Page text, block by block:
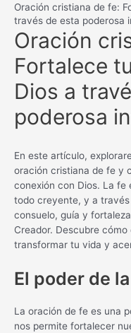
Oración cristiana de fe:
través de esta poderosa
Oración
Fortalece
Dios a
poderosa
En este artículo,
oración cristiana de fe y
conexión con Dios. La fe
todo creyente, y a
consuelo, guía y
Creador. Descubre
transformar tu vida y
El poder de
La oración de fe es una
nos permite fortalecer